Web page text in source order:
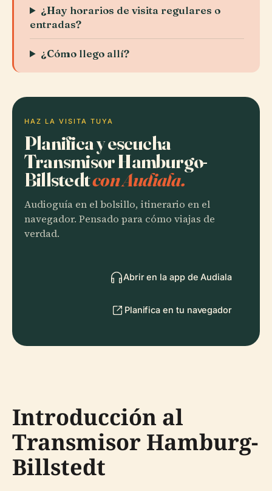
¿Hay horarios de visita regulares o
entradas?
¿Cómo llego allí?
HAZ LA VISITA TUYA
Planifica y escucha
Transmisor Hamburgo-
Billstedtcon Audiala.
Audioguía en el bolsillo, itinerario en el
navegador. Pensado para cómo viajas de
verdad.
Abrir en la app de Audiala
Planifica en tu navegador
Introducción al
Transmisor Hamburg-
Billstedt